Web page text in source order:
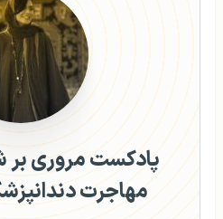
پادکست مروری بر
مهاجرت